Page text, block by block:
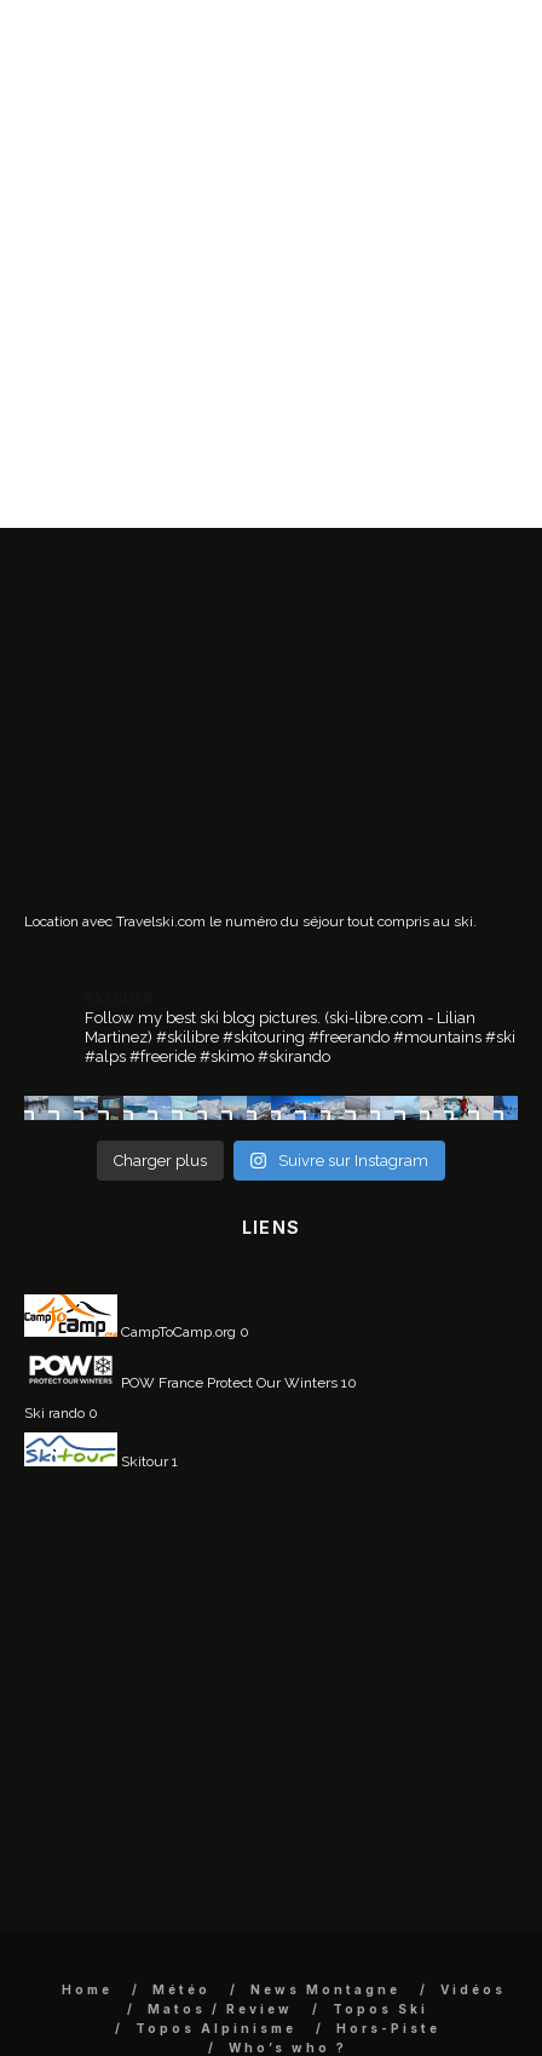
Location avec Travelski.com le numéro du séjour tout compris au ski.
Follow my best ski blog pictures. (ski-libre.com - Lilian
Martinez) #skilibre #skitouring #freerando #mountains #ski
#alps #freeride #skimo #skirando
Charger plus Suivre sur Instagram
LIENS
CampToCamp.org 0
POW France Protect Our Winters 10
Ski rando 0
Skitour1
Home Météo News Montagne
Vidéos
Matos / Review
Topos Ski
Topos Alpinisme
Hors-Piste
Who’s who ?